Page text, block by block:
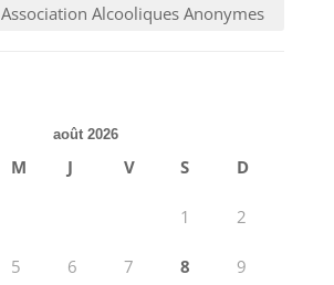
Association Alcooliques Anonymes
août 2026
M J V S D
1 2
5 6 7 8 9